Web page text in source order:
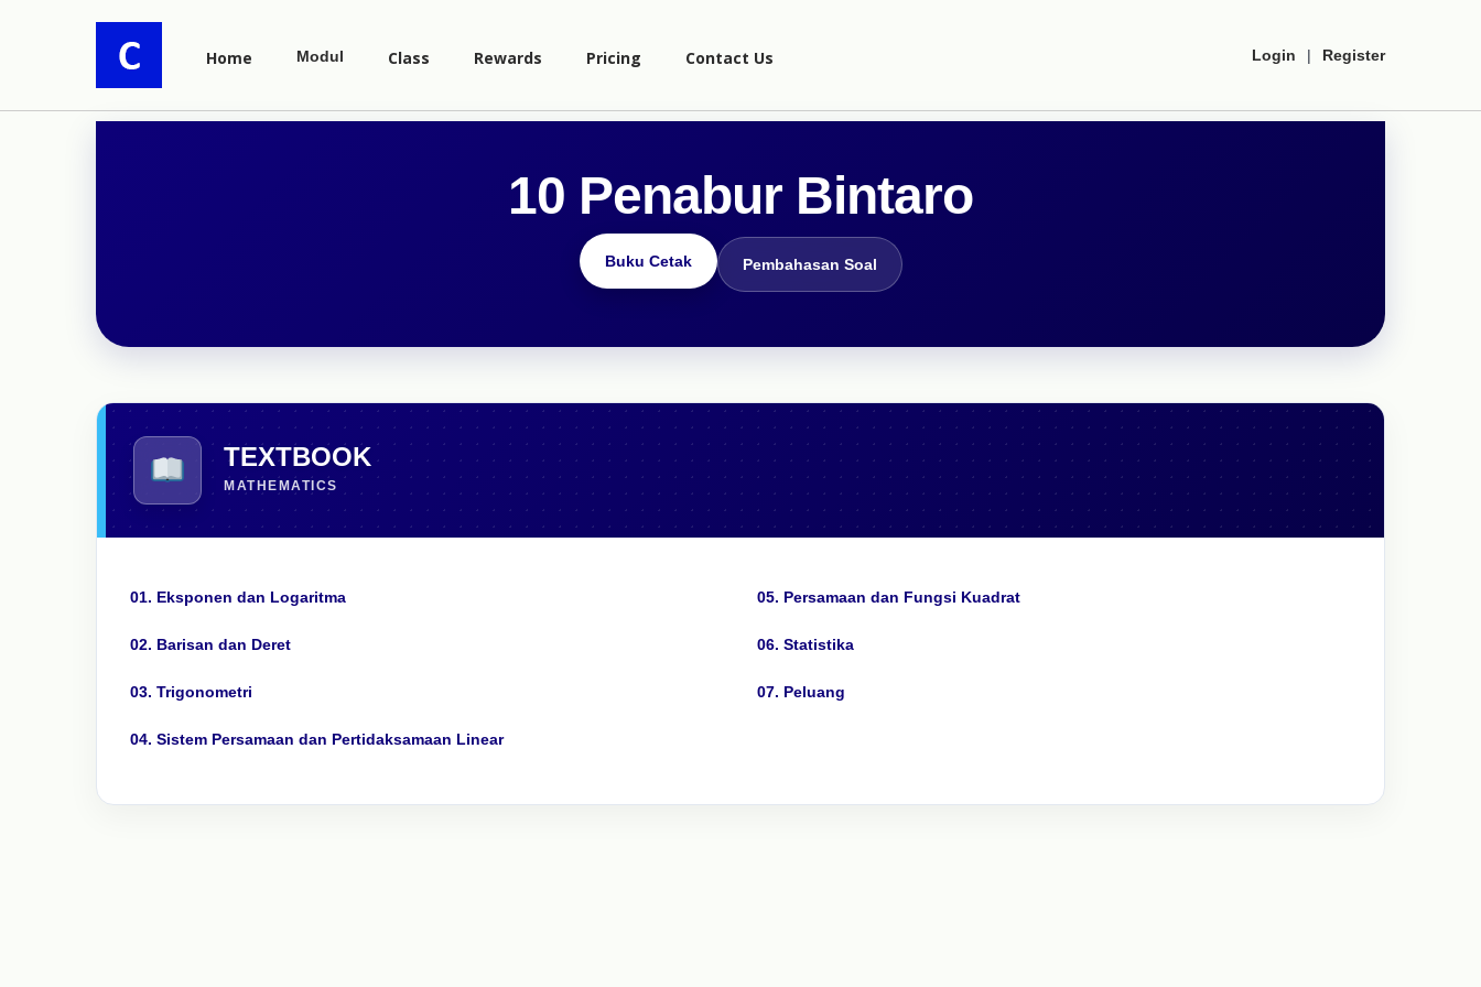
Login | Register
Home Modul Class Rewards Pricing Contact Us
10 Penabur Bintaro
Buku Cetak Pembahasan Soal
TEXTBOOK
MATHEMATICS
01. Eksponen dan Logaritma
02. Barisan dan Deret
03. Trigonometri
04. Sistem Persamaan dan Pertidaksamaan Linear
05. Persamaan dan Fungsi Kuadrat
06. Statistika
07. Peluang